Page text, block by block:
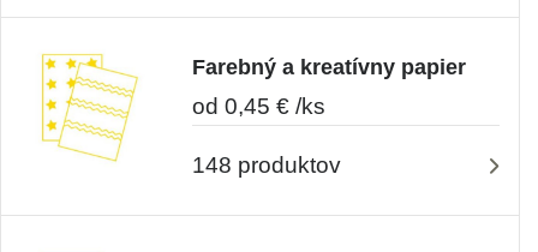
Farebný a kreatívny papier
od 0,45 € /ks
148 produktov